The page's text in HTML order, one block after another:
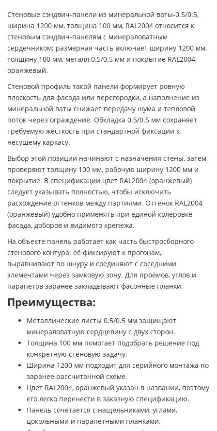
Стеновые сэндвич-панели из минеральной ваты-0.5/0.5,
ширина 1200 мм, толщина 100 мм, RAL2004 относится к
стеновым сэндвич-панелям с минераловатным
сердечником; размерная часть включает ширину 1200 мм,
толщину 100 мм, металл 0.5/0.5 мм и покрытие RAL2004,
оранжевый.
Стеновой профиль такой панели формирует ровную
плоскость для фасада или перегородки, а наполнение из
минеральной ваты снижает передачу шума и тепловой
поток через ограждение. Обкладка 0.5/0.5 мм сохраняет
требуемую жёсткость при стандартной фиксации к
несущему каркасу.
Выбор этой позиции начинают с назначения стены, затем
проверяют толщину 100 мм, рабочую ширину 1200 мм и
покрытие. В спецификации цвет RAL2004 (оранжевый)
следует указывать полностью, чтобы исключить
расхождение оттенков между партиями. Оттенок RAL2004
(оранжевый) удобно применять при единой колеровке
фасада, доборов и видимого крепежа.
На объекте панель работает как часть быстросборного
стенового контура: её фиксируют к прогонам,
выравнивают по шнуру и соединяют с соседними
элементами через замковую зону. Для проёмов, углов и
парапетов заранее закладывают фасонные планки.
Преимущества:
Металлические листы 0.5/0.5 мм защищают
минераловатную сердцевину с двух сторон.
Толщина 100 мм помогает подобрать решение под
конкретную стеновую задачу.
Ширина 1200 мм подходит для серийного монтажа по
заранее рассчитанной схеме.
Цвет RAL2004, оранжевый указан в названии, поэтому
его легко перенести в заказную спецификацию.
Панель сочетается с нащельниками, углами,
цокольными и парапетными планками.